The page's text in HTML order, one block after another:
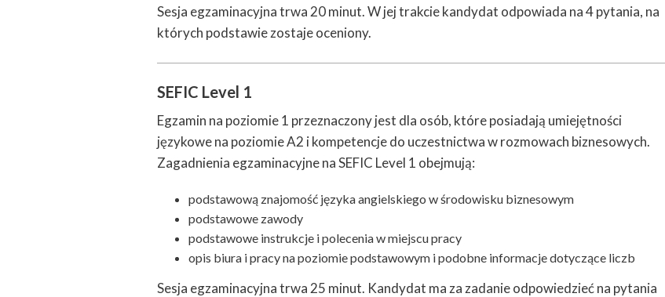
Sesja egzaminacyjna trwa 20 minut. W jej trakcie kandydat odpowiada na 4 pytania, na
których podstawie zostaje oceniony.
SEFIC Level 1
Egzamin na poziomie 1 przeznaczony jest dla osób, które posiadają umiejętności
językowe na poziomie A2 i kompetencje do uczestnictwa w rozmowach biznesowych.
Zagadnienia egzaminacyjne na SEFIC Level 1 obejmują:
podstawową znajomość języka angielskiego w środowisku biznesowym
podstawowe zawody
podstawowe instrukcje i polecenia w miejscu pracy
opis biura i pracy na poziomie podstawowym i podobne informacje dotyczące liczb
Sesja egzaminacyjna trwa 25 minut. Kandydat ma za zadanie odpowiedzieć na pytania